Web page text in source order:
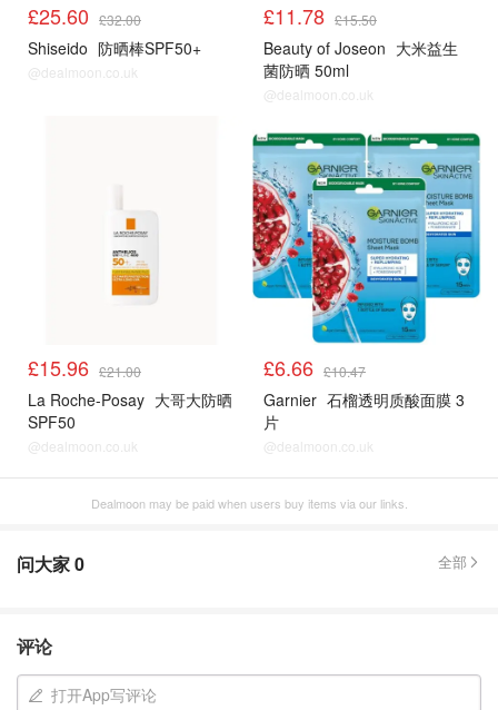
£25.60 £32.00
Shiseido 防晒棒SPF50+
@dealmoon.co.uk
£11.78 £15.50
Beauty of Joseon 大米益生
菌防晒 50ml
@dealmoon.co.uk
£15.96 £21.00
La Roche-Posay 大哥大防晒
SPF50
@dealmoon.co.uk
LF
£6.66 £10.47
Garnier 石榴透明质酸面膜 3
片
@dealmoon.co.uk
Dealmoon may be paid when users buy items via our links.
问大家0 全部
评论
打开App写评论